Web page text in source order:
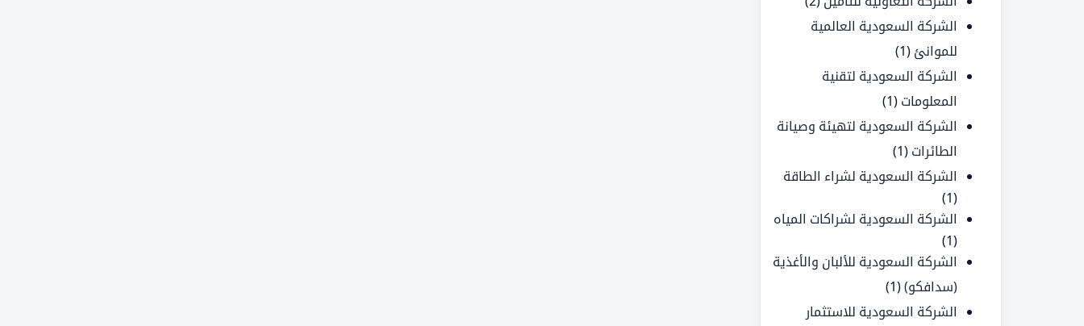
الشركة السعودية العالمية
للموانئ (1)
الشركة السعودية لتقنية
المعلومات (1)
الشركة السعودية لتهيئة وصيانة
الطائرات (1)
الشركة السعودية لشراء الطاقة
(1)
الشركة السعودية لشراكات المياه
(1)
الشركة السعودية للألبان والأغذية
(سدافكو)(1)
الشركة السعودية للاستثمار